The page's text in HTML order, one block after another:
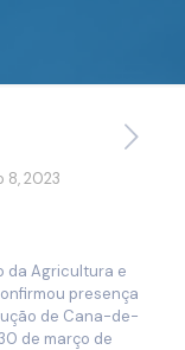
8, 2023
da Agricultura e
presença
de Cana-de-
de março de